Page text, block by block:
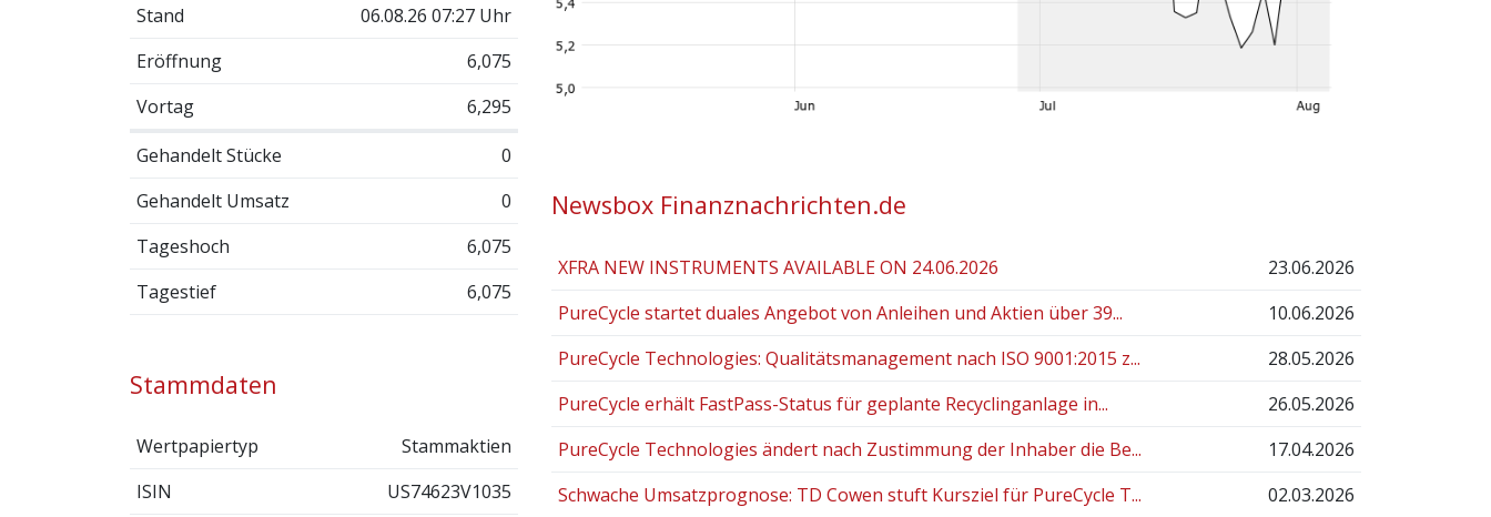
Stand
06.08.26 07:27 Uhr
Eröffnung
6,075
Vortag
6,295
Gehandelt Stücke
0
Gehandelt Umsatz
0
Tageshoch
6,075
Tagestief
6,075
Stammdaten
Wertpapiertyp
Stammaktien
ISIN
US74623V1035
Newsbox Finanznachrichten.de
XFRA NEW INSTRUMENTS AVAILABLE ON 24.06.2026
23.06.2026
PureCycle startet duales Angebot von Anleihen und Aktien über 39...
10.06.2026
PureCycle Technologies: Qualitätsmanagement nach ISO 9001:2015 z...
28.05.2026
PureCycle erhält FastPass-Status für geplante Recyclinganlage in...
26.05.2026
PureCycle Technologies ändert nach Zustimmung der Inhaber die Be...
17.04.2026
Schwache Umsatzprognose: TD Cowen stuft Kursziel für PureCycle T...
02.03.2026